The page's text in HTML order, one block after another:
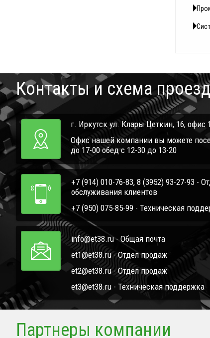
Контакты и схема
г. Иркутск ул. Клары Цеткин, 16, офис
Офис нашей компании вы можете
до 17-00 обед с 12-30 до 13-20
+7 (914) 010-76-83, 8 (3952) 93-27-93 -
обслуживания клиентов
+7 (950) 075-85-99 - Техническая
info@et38.ru - Общая почта
et1@et38.ru - Отдел продаж
et2@et38.ru - Отдел продаж
et3@et38.ru - Техническая поддержка
Партнеры компании